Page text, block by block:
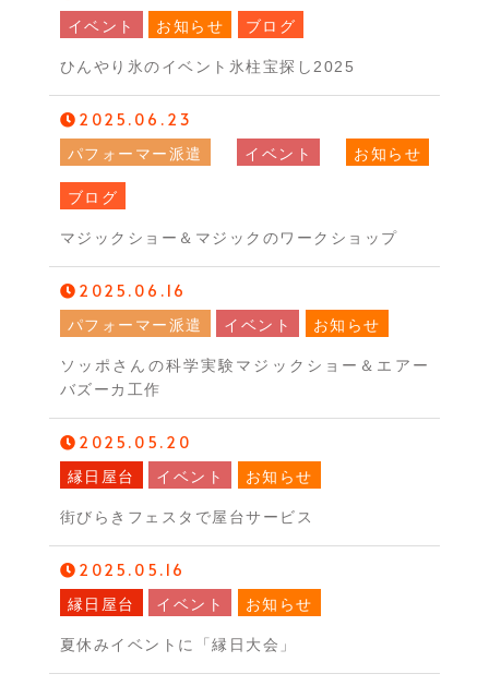
イベント お知らせ ブログ
ひんやり氷のイベント氷柱宝探し2025
2025.06.23
パフォーマー派遣 イベント お知らせ
ブログ
マジックショー＆マジックのワークショップ
2025.06.16
パフォーマー派遣 イベント お知らせ
ソッポさんの科学実験マジックショー＆エアー
バズーカ工作
2025.05.20
縁日屋台 イベント お知らせ
街びらきフェスタで屋台サービス
2025.05.16
縁日屋台 イベント お知らせ
夏休みイベントに「縁日大会」